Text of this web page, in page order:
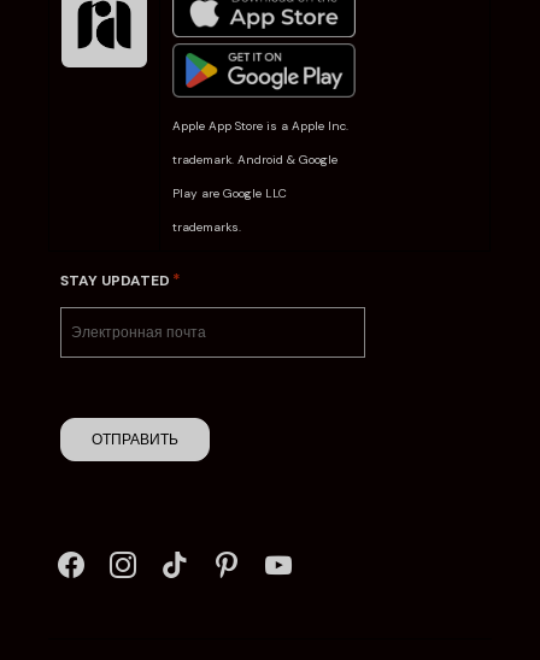
Apple App Store is a Apple Inc.
trademark. Android & Google
Play are Google LLC
trademarks.
STAY UPDATED *
ОТПРАВИТЬ